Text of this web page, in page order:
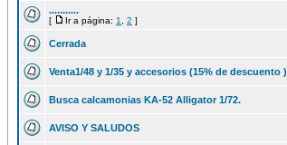
...........
[ Ir a página: 1 2 ]
Cerrada
Venta1/48 y 1/35 y accesorios (15% de descuento )
Busca calcamonias KA-52 Alligator 1/72.
AVISO Y SALUDOS